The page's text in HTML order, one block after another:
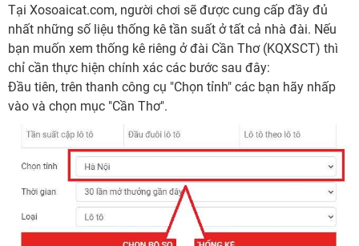
Tại Xosoaicat.com, người chơi sẽ được cung cấp đầy đủ
nhất những số liệu thống kê tần suất ở tất cả nhà đài. Nếu
bạn muốn xem thống kê riêng ở đài Cần Thơ (KQXSCT) thì
chỉ cần thực hiện chính xác các bước sau đây:
Đầu tiên, trên thanh công cụ "Chọn tỉnh" các bạn hãy nhấp
vào và chọn mục "Cần Thơ".